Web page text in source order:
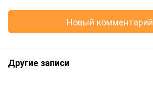
Новый комментарий
Другие записи